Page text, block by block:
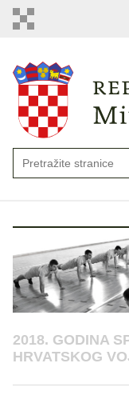
2018. GODINA
HRVATSKOG